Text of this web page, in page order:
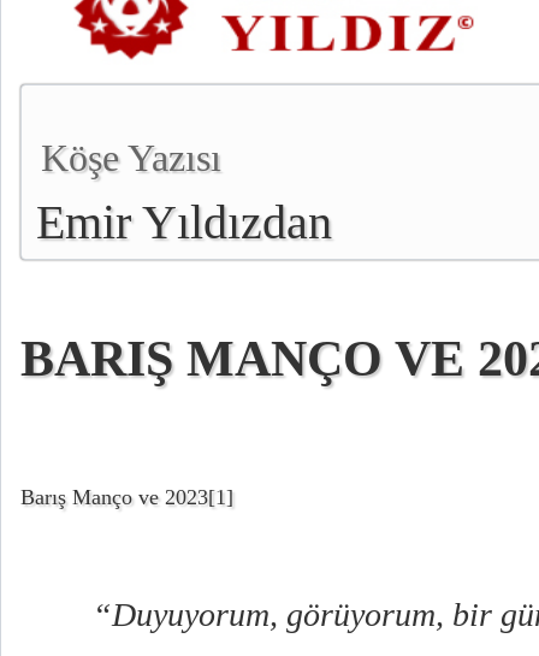
Köşe Yazısı
Emir Yıldızdan
BARIŞ MANÇO VE
Barış Manço ve 2023[1]
“Duyuyorum, görüyorum, bir